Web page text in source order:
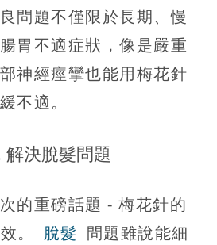
問題不僅限於長期、慢
胃不適症狀，像是嚴重
神經痙攣也能用梅花針
不適。
決脫髮問題
的重磅話題 - 梅花針的
。 脫髮 問題雖說能細